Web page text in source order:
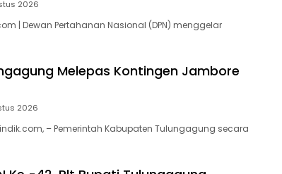
2026
| Dewan Pertahanan Nasional (DPN) menggelar
Melepas Kontingen Jambore
2026
– Pemerintah Kabupaten Tulungagung secara